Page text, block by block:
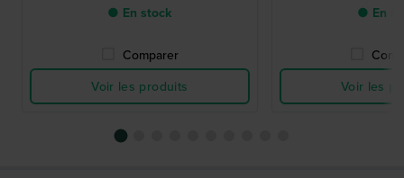
● En stock
Comparer
Voir les produits
● En
Voir les